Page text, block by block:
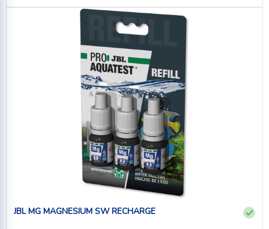
JBL MG MAGNESIUM SW RECHARGE